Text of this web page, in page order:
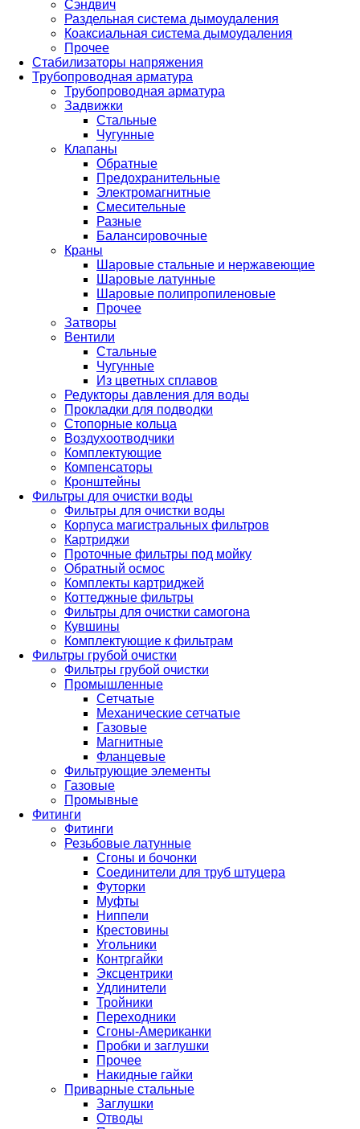
Сэндвич
Раздельная система дымоудаления
Коаксиальная система дымоудаления
Прочее
Стабилизаторы напряжения
Трубопроводная арматура
Трубопроводная арматура
Задвижки
Стальные
Чугунные
Клапаны
Обратные
Предохранительные
Электромагнитные
Смесительные
Разные
Балансировочные
Краны
Шаровые стальные и нержавеющие
Шаровые латунные
Шаровые полипропиленовые
Прочее
Затворы
Вентили
Стальные
Чугунные
Из цветных сплавов
Редукторы давления для воды
Прокладки для подводки
Стопорные кольца
Воздухоотводчики
Комплектующие
Компенсаторы
Кронштейны
Фильтры для очистки воды
Фильтры для очистки воды
Корпуса магистральных фильтров
Картриджи
Проточные фильтры под мойку
Обратный осмос
Комплекты картриджей
Коттеджные фильтры
Фильтры для очистки самогона
Кувшины
Комплектующие к фильтрам
Фильтры грубой очистки
Фильтры грубой очистки
Промышленные
Сетчатые
Механические сетчатые
Газовые
Магнитные
Фланцевые
Фильтрующие элементы
Газовые
Промывные
Фитинги
Фитинги
Резьбовые латунные
Сгоны и бочонки
Соединители для труб штуцера
Футорки
Муфты
Ниппели
Крестовины
Угольники
Контргайки
Эксцентрики
Удлинители
Тройники
Переходники
Сгоны-Американки
Пробки и заглушки
Прочее
Накидные гайки
Приварные стальные
Заглушки
Отводы